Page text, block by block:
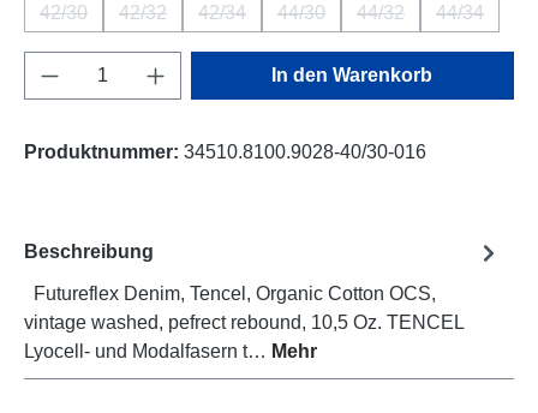
42/30
(Diese Option ist zurzeit nicht verfügbar.)
42/32
(Diese Option ist zurzeit nicht verfügbar.)
42/34
(Diese Option ist zurzeit nicht verfügbar.)
44/30
(Diese Option ist zurzeit nicht
44/32
(Diese Option ist
44/34
(Diese
Produkt Anzahl: Gib den gewünschten
In den Warenkorb
Produktnummer: 34510.8100.9028-40/30-016
Beschreibung
Futureflex Denim, Tencel, Organic Cotton OCS,
vintage washed, pefrect rebound, 10,5 Oz. TENCEL
Lyocell- und Modalfasern t… Mehr